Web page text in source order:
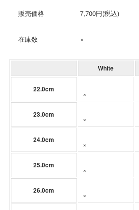
販売価格 7,700円(税込)
在庫数 ×
White
22.0cm
×
23.0cm
×
24.0cm
×
25.0cm
×
26.0cm
×